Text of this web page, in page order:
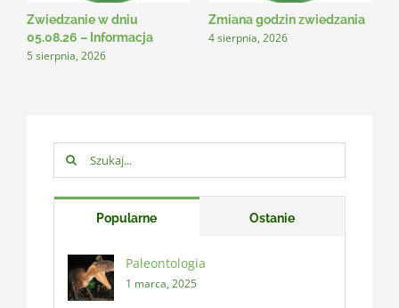
Szukaj:
Popularne Ostanie
Paleontologia
1 marca, 2025
Zwiedzanie w dniu
05.08.26 – Informacja
5 sierpnia, 2026
Zmiana godzin zwiedzania
4 sierpnia, 2026